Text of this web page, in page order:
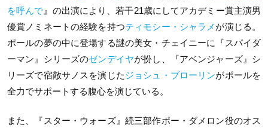
を呼んで 』の出演により、若干21歳にしてアカデミー賞主演男
優賞ノミネートの経験を持つティモシー・シャラメ が演じる。
ポールの夢の中に登場する謎の美女・チェイニーに『スパイダ
ーマン』シリーズのゼンデイヤが扮し、『アベンジャーズ』シ
リーズで宿敵サノスを演じたジョシュ・ブローリンがポールを
全力でサポートする腹心を演じている。
また、『スター・ウォーズ』続三部作ポー・ダメロン役のオス